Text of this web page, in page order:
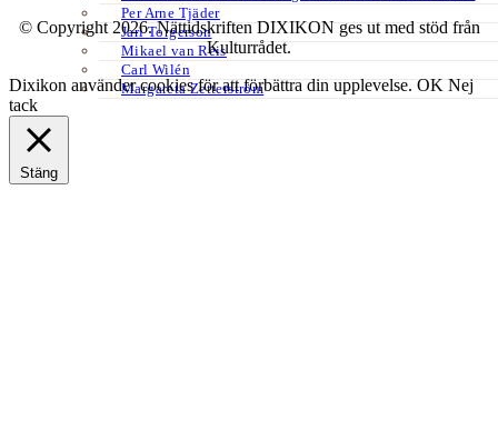
Per Arne Tjäder
Jarl Torgerson
Mikael van Reis
Carl Wilén
Margareta Zetterström
© Copyright 2026. Nättidskriften DIXIKON ges ut med stöd från
Kulturrådet.
Dixikon använder cookies för att förbättra din upplevelse.OK Nej
tack
Stäng